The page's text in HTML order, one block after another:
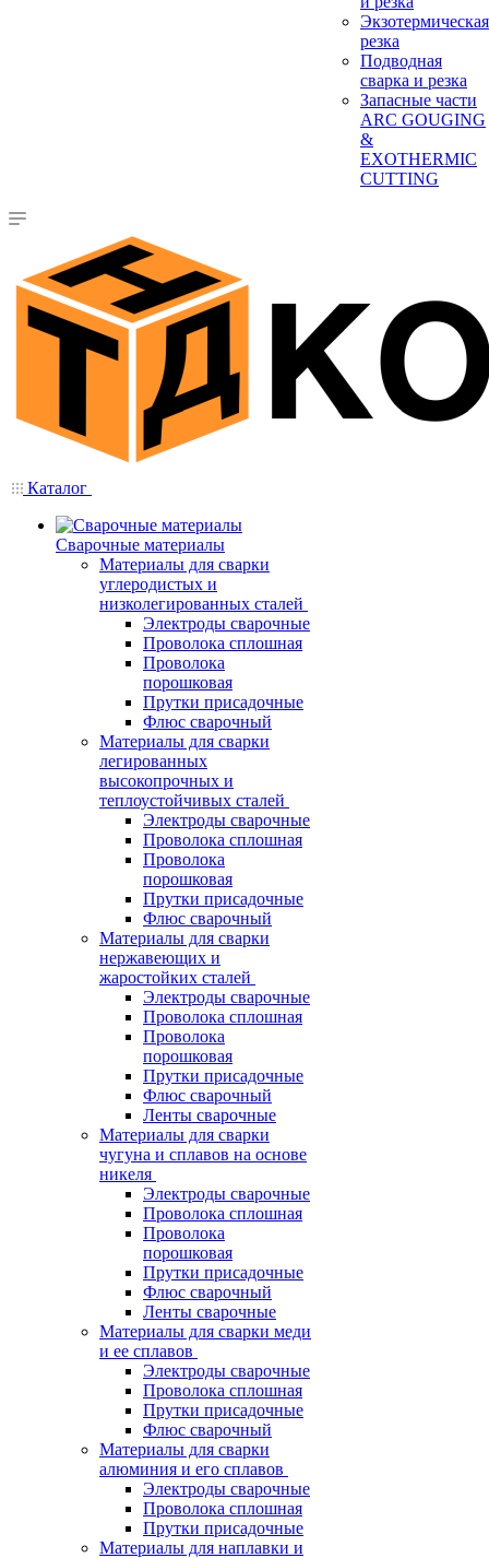
Экзотермическая
резка
Подводная
сварка и резка
Запасные части
ARC GOUGING
&
EXOTHERMIC
CUTTING
Каталог
Сварочные материалы
Материалы для сварки
углеродистых и
низколегированных сталей
Электроды сварочные
Проволока сплошная
Проволока
порошковая
Прутки присадочные
Флюс сварочный
Материалы для сварки
легированных
высокопрочных и
теплоустойчивых сталей
Электроды сварочные
Проволока сплошная
Проволока
порошковая
Прутки присадочные
Флюс сварочный
Материалы для сварки
нержавеющих и
жаростойких сталей
Электроды сварочные
Проволока сплошная
Проволока
порошковая
Прутки присадочные
Флюс сварочный
Ленты сварочные
Материалы для сварки
чугуна и сплавов на основе
никеля
Электроды сварочные
Проволока сплошная
Проволока
порошковая
Прутки присадочные
Флюс сварочный
Ленты сварочные
Материалы для сварки меди
и ее сплавов
Электроды сварочные
Проволока сплошная
Прутки присадочные
Флюс сварочный
Материалы для сварки
алюминия и его сплавов
Электроды сварочные
Проволока сплошная
Прутки присадочные
Материалы для наплавки и